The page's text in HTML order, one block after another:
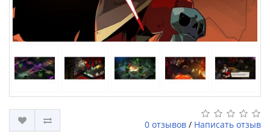
0 отзывов / Написать отзыв